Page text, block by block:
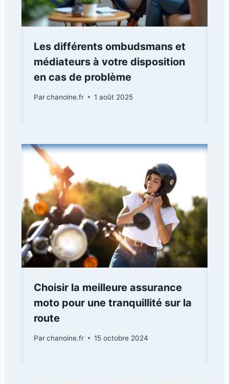
Les différents ombudsmans et
médiateurs à votre disposition
en cas de problème
Parchanoine.fr 1 août 2025
Choisir la meilleure assurance
moto pour une tranquillité sur la
route
Parchanoine.fr 15 octobre 2024